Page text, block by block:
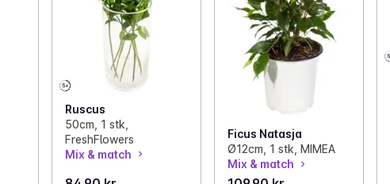
Ruscus
50cm, 1 stk,
FreshFlowers
Mix & match
Ficus Natasja
Ø12cm, 1 stk, MIMEA
Mix & match